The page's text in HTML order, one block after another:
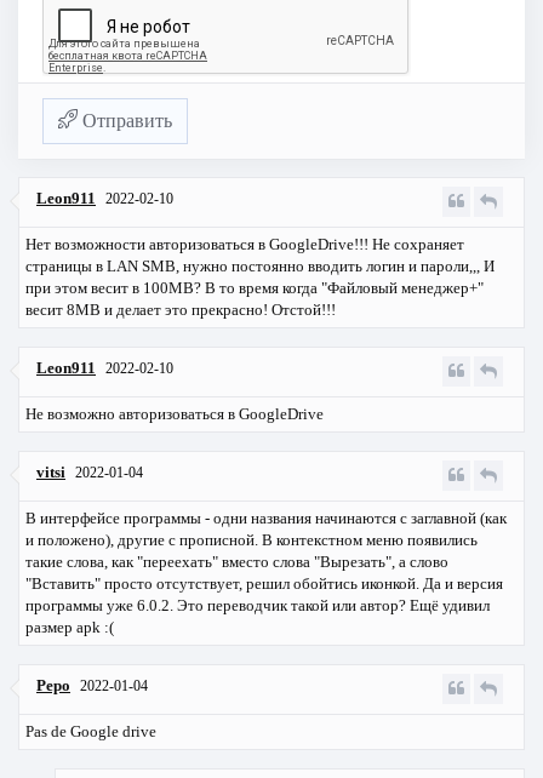
Отправить
Leon911 2022-02-10
Нет возможности авторизоваться в GoogleDrive!!! Не сохраняет
страницы в LAN SMB, нужно постоянно вводить логин и пароли,,, И
при этом весит в 100MB? В то время когда "Файловый менеджер+"
весит 8MB и делает это прекрасно! Отстой!!!
Leon911 2022-02-10
Не возможно авторизоваться в GoogleDrive
vitsi 2022-01-04
В интерфейсе программы - одни названия начинаются с заглавной (как
и положено), другие с прописной. В контекстном меню появились
такие слова, как "переехать" вместо слова "Вырезать", а слово
"Вставить" просто отсутствует, решил обойтись иконкой. Да и версия
программы уже 6.0.2. Это переводчик такой или автор? Ещё удивил
размер apk :(
Pepo 2022-01-04
Pas de Google drive